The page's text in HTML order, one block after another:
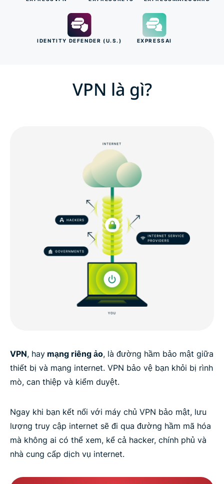
IDENTITY DEFENDER (U.S.) EXPRESSAI
VPN là gì?
VPN, hay mạng riêng ảo, là đường hầm bảo mật giữa
thiết bị và mạng internet. VPN bảo vệ bạn khỏi bị rình
mò, can thiệp và kiểm duyệt.
Ngay khi bạn kết nối với máy chủ VPN bảo mật, lưu
lượng truy cập internet sẽ đi qua đường hầm mã hóa
mà không ai có thể xem, kể cả hacker, chính phủ và
nhà cung cấp dịch vụ internet.